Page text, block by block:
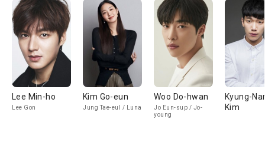
Lee Min-ho
Lee Gon
Kim Go-eun
Jung Tae-eul / Luna
Woo Do-hwan
Jo Eun-sup / Jo-
young
Kyung-
Kim